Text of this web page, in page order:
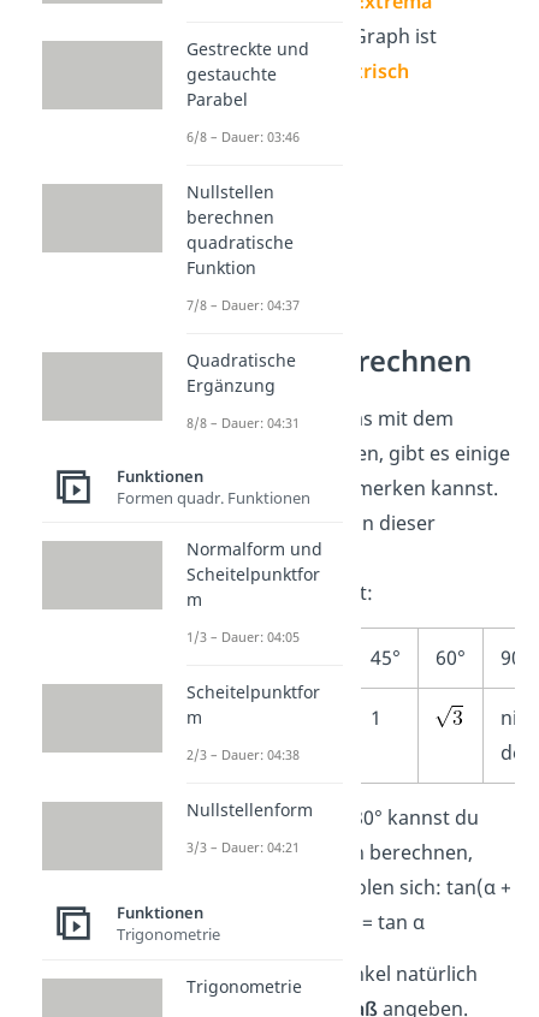
Der Tangens Graph ist
punktsymmetrisch
Tangens berechnen
Möchtest du etwas mit dem
Tangens berechnen, gibt es einige
Werte, die du dir merken kannst.
Wir haben sie dir in dieser
Tangenstabelle
zusammengefasst:
45° 60° 90°
1
Die Werte über 180° kannst du
auch ganz einfach berechnen,
denn sie wiederholen sich: tan(α +
180°) = tan(α +
) = tan α
Du kannst die Winkel natürlich
Bogenmaßangeben.
Gestreckte und
gestauchte
Parabel
6/8 – Dauer: 03:46
Nullstellen
berechnen
quadratische
Funktion
7/8 – Dauer: 04:37
Quadratische
Ergänzung
8/8 – Dauer: 04:31
Funktionen
Formen quadr. Funktionen
Normalform und
Scheitelpunktfor
m
1/3 – Dauer: 04:05
Scheitelpunktfor
m
2/3 – Dauer: 04:38
Nullstellenform
3/3 – Dauer: 04:21
Funktionen
Trigonometrie
Trigonometrie